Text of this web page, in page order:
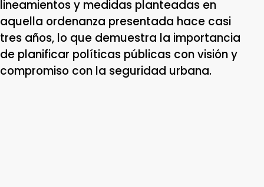
lineamientos y medidas planteadas en
aquella ordenanza presentada hace casi
tres años, lo que demuestra la importancia
de planificar políticas públicas con visión y
compromiso con la seguridad urbana.